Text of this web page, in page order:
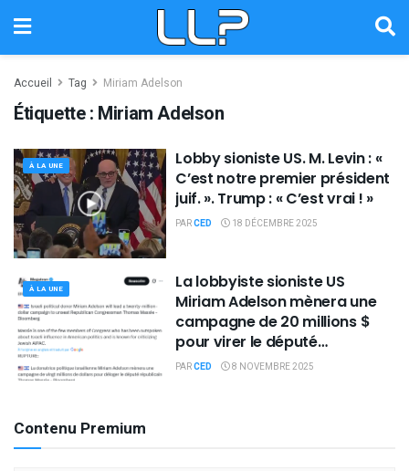
Accueil Tag Miriam Adelson
Étiquette : Miriam Adelson
À LA UNE
Lobby sioniste US. M. Levin : «
C’est notre premier président
juif. ». Trump : « C’est vrai ! »
PARCED 18 DÉCEMBRE 2025
À LA UNE
La lobbyiste sioniste US
Miriam Adelson mènera une
campagne de 20 millions $
pour virer le député
républicain anti sioniste
PARCED 8 NOVEMBRE 2025
Contenu Premium